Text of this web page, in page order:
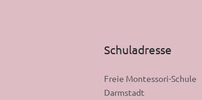
Schuladresse
Freie Montessori-Schule
Darmstadt